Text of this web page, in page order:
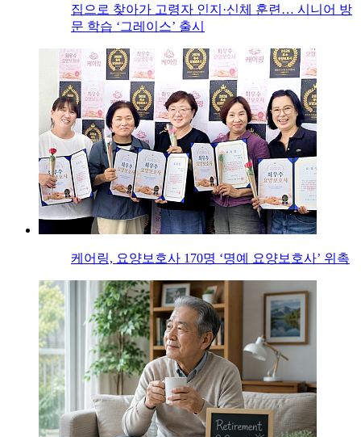
집으로 찾아가 고령자 인지·신체 훈련… 시니어 방
문 학습 ‘그레이스’ 출시
케어링, 요양보호사 170명 ‘명예 요양보호사’ 위촉